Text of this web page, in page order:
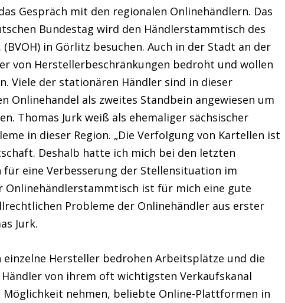
Gespräch mit den regionalen Onlinehändlern. Das
Bundestag wird den Händlerstammtisch des
in Görlitz besuchen. Auch in der Stadt an der
von Herstellerbeschränkungen bedroht und wollen
Viele der stationären Händler sind in dieser
Onlinehandel als zweites Standbein angewiesen um
Thomas Jurk weiß als ehemaliger sächsischer
in dieser Region. „Die Verfolgung von Kartellen ist
Deshalb hatte ich mich bei den letzten
eine Verbesserung der Stellensituation im
Onlinehändlerstammtisch ist für mich eine gute
Probleme der Onlinehändler aus erster
Jurk.
Hersteller bedrohen Arbeitsplätze und die
von ihrem oft wichtigsten Verkaufskanal
nehmen, beliebte Online-Plattformen in